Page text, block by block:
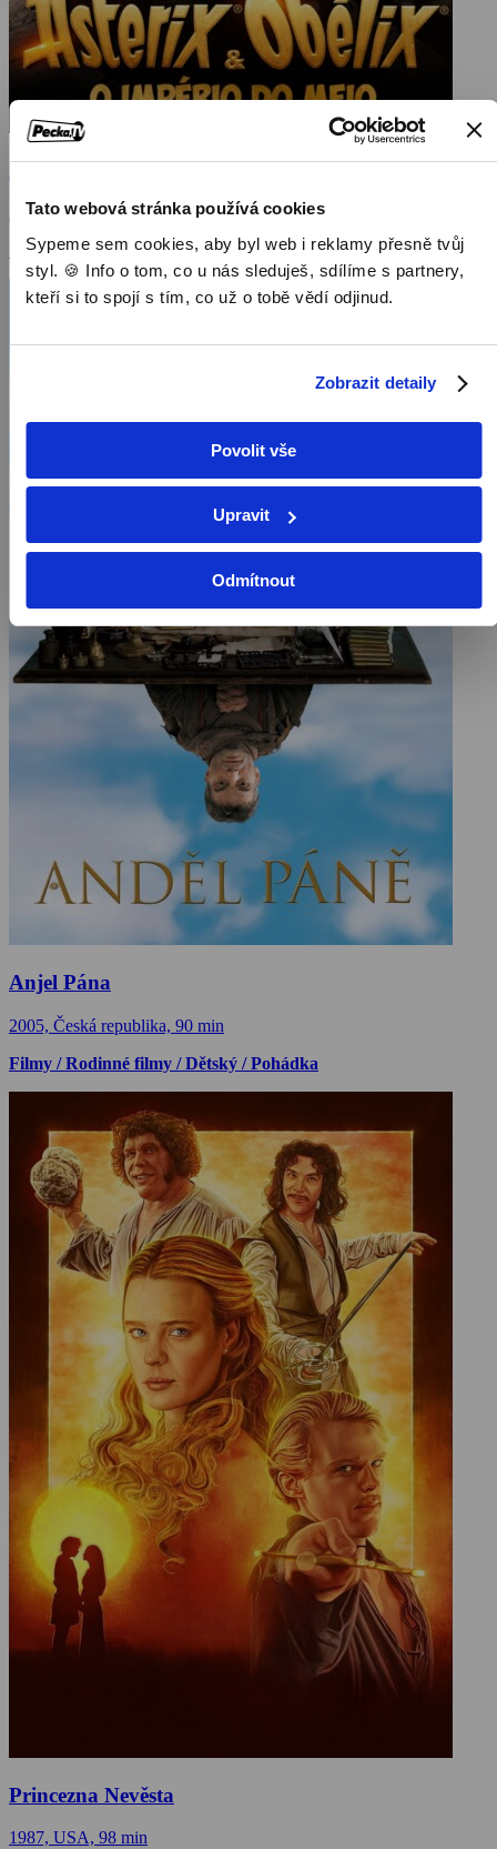
Tato webová stránka používá cookies
Sypeme sem cookies, aby byl web i reklamy přesně tvůj
styl. 🍪 Info o tom, co u nás sleduješ, sdílíme s partnery,
kteří si to spojí s tím, co už o tobě vědí odjinud.
Zobrazit detaily
Povolit vše
Upravit
Odmítnout
Asterix a Obelix: Ríša stredu
2023, Francie, Belgie, 112 min
Filmy / Rodinné filmy / Komedie / Dobrodružné filmy / Dětský
Anjel Pána
2005, Česká republika, 90 min
Filmy / Rodinné filmy / Dětský / Pohádka
Princezna Nevěsta
1987, USA, 98 min